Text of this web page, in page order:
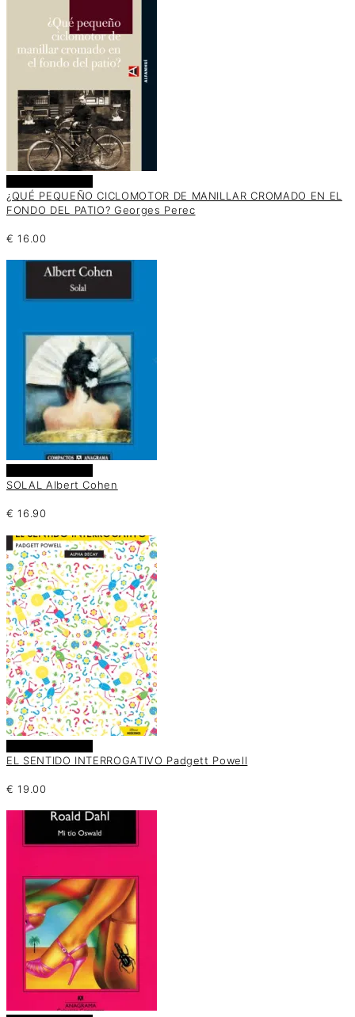
¿QUÉ PEQUEÑO CICLOMOTOR DE MANILLAR CROMADO EN EL
FONDO DEL PATIO? Georges Perec
€ 16.00
SOLAL Albert Cohen
€ 16.90
EL SENTIDO INTERROGATIVO Padgett Powell
€ 19.00